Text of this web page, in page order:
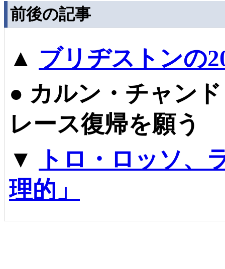
前後の記事
▲ ブリヂストンの
● カルン・チャン
レース復帰を願う
▼
トロ・ロッソ、
理的」